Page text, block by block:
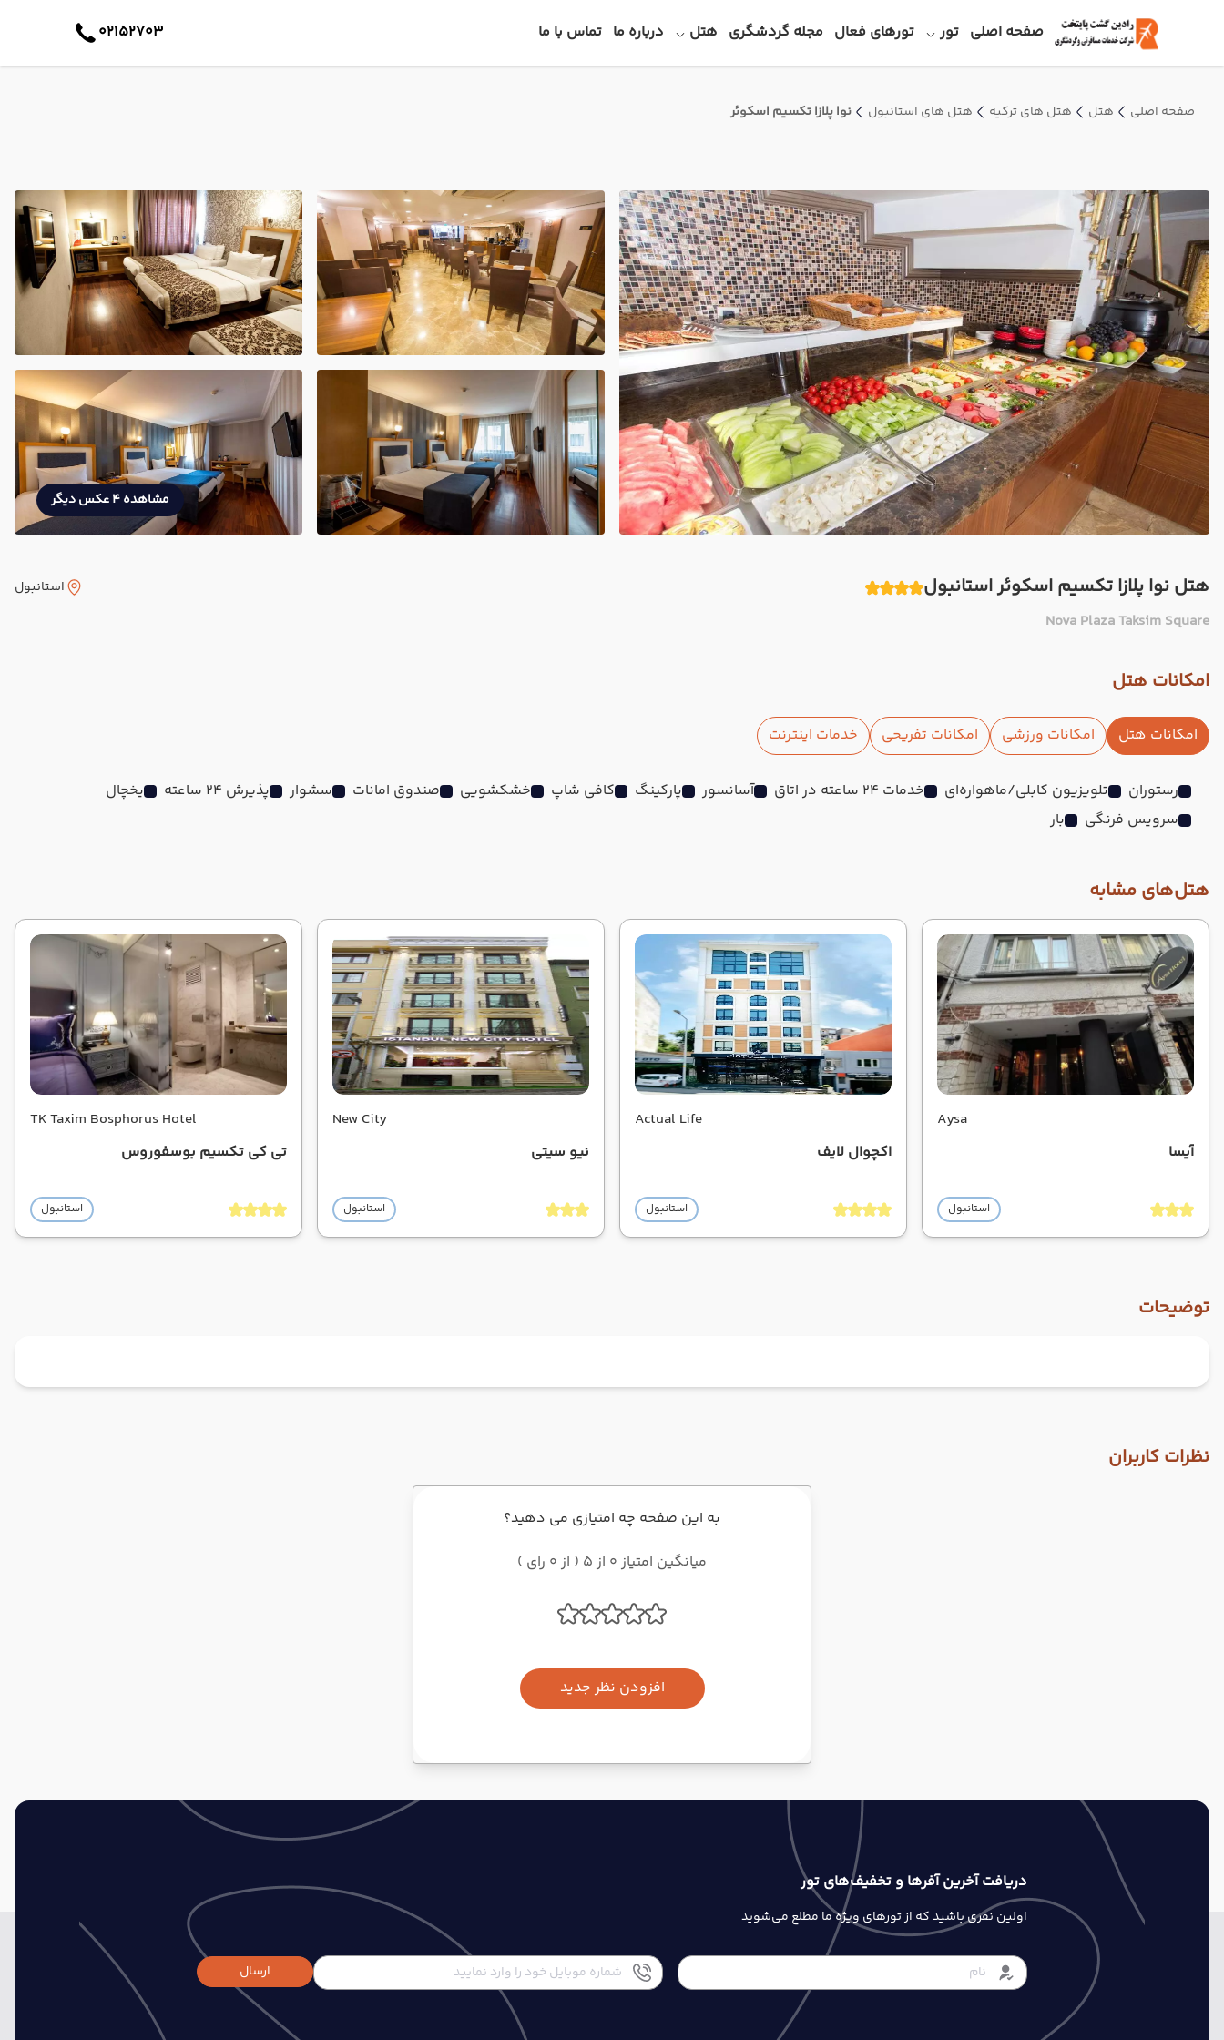
صفحه اصلی تور تورهای فعال مجله گردشگری هتل درباره ما تماس با ما 02152703
صفحه اصلی هتل هتل های ترکیه هتل های استانبول نوا پلازا تکسیم اسکوئر
مشاهده 4 عکس دیگر
هتل نوا پلازا تکسیم اسکوئر استانبول
Nova Plaza Taksim Square
استانبول
امکانات هتل
امکانات هتل امکانات ورزشی امکانات تفریحی خدمات اینترنت
رستوران تلویزیون کابلی/ماهواره‌ای خدمات 24 ساعته در اتاق آسانسور پارکینگ کافی شاپ خشکشویی صندوق امانات سشوار پذیرش 24 ساعته
یخچال
سرویس فرنگی
بار
هتل‌های مشابه
Aysa
آیسا
استانبول
Actual Life
اکچوال لایف
استانبول
New City
نیو سیتی
استانبول
TK Taxim Bosphorus Hotel
تی کی تکسیم بوسفوروس
استانبول
توضیحات
نظرات کاربران
به این صفحه چه امتیازی می دهید؟
میانگین امتیاز 0 از 5 ( از 0 رای )
افزودن نظر جدید
دریافت آخرین آفرها و تخفیف‌های تور
اولین نفری باشید که از تورهای ویژه ما مطلع می‌شوید
ارسال